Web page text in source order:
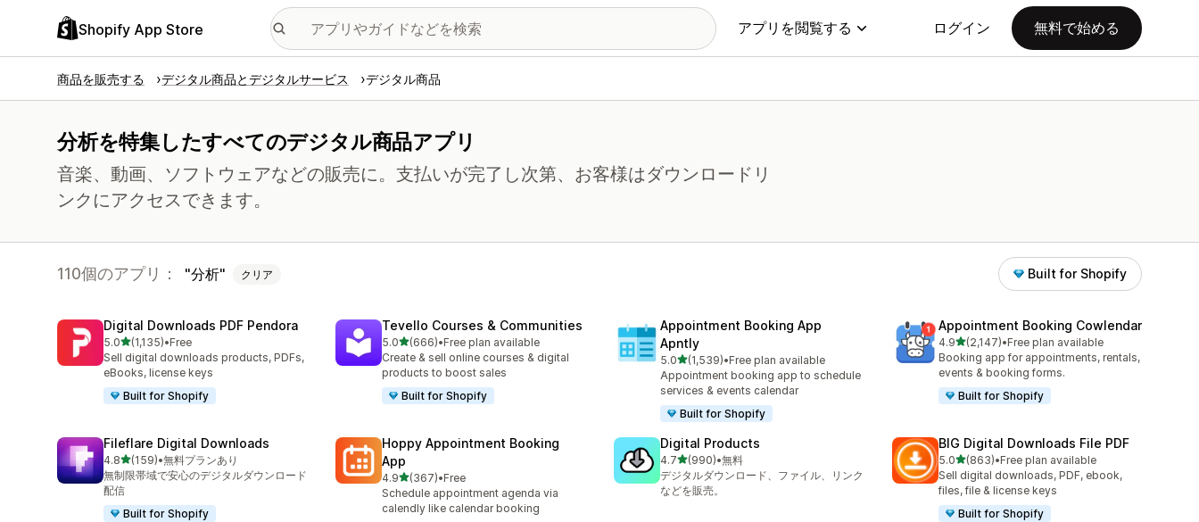
Shopify App Store アプリを閲覧する ログイン 無料で始める
商品を販売する デジタル商品とデジタルサービス デジタル商品
分析を特集したすべてのデジタル商品アプリ
音楽、動画、ソフトウェアなどの販売に。支払いが完了し次第、お客様はダウンロードリ
ンクにアクセスできます。
110個のアプリ： 分析 クリア Built for Shopify
Digital Downloads PDF Pendora
5.05つ星中
(1,135)
合計レビュー数：1135件
•Free
Sell digital downloads products, PDFs,
eBooks, license keys
Built for Shopify
Tevello Courses & Communities
5.05つ星中
(666)
合計レビュー数：666件
•Free plan available
Create & sell online courses & digital
products to boost sales
Built for Shopify
Appointment Booking App
Apntly
5.05つ星中
(1,539)
合計レビュー数：1539件
•Free plan available
Appointment booking app to schedule
services & events calendar
Built for Shopify
Appointment Booking Cowlendar
4.95つ星中
(2,147)
合計レビュー数：2147件
•Free plan available
Booking app for appointments, rentals,
events & booking forms.
Built for Shopify
Fileflare Digital Downloads
4.85つ星中
(159)
合計レビュー数：159件
•無料プランあり
無制限帯域で安心のデジタルダウンロード
配信
Built for Shopify
Hoppy Appointment Booking
App
4.95つ星中
(367)
合計レビュー数：367件
•Free
Schedule appointment agenda via
calendly like calendar booking
Digital Products
4.75つ星中
(990)
合計レビュー数：990件
•無料
デジタルダウンロード、ファイル、リンク
などを販売。
BIG Digital Downloads File PDF
5.05つ星中
(863)
合計レビュー数：863件
•Free plan available
Sell digital downloads, PDF, ebook,
files, file & license keys
Built for Shopify